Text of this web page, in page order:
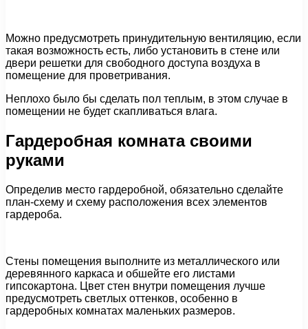
Можно предусмотреть принудительную вентиляцию, если
такая возможность есть, либо установить в стене или
двери решетки для свободного доступа воздуха в
помещение для проветривания.
Неплохо было бы сделать пол теплым, в этом случае в
помещении не будет скапливаться влага.
Гардеробная комната своими
руками
Определив место гардеробной, обязательно сделайте
план-схему и схему расположения всех элементов
гардероба.
Стены помещения выполните из металлического или
деревянного каркаса и обшейте его листами
гипсокартона. Цвет стен внутри помещения лучше
предусмотреть светлых оттенков, особенно в
гардеробных комнатах маленьких размеров.